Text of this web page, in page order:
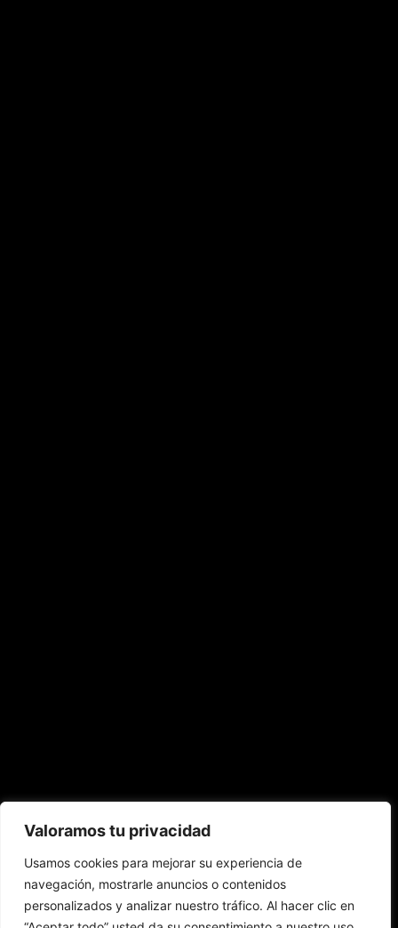
Valoramos tu privacidad
Usamos cookies para mejorar su experiencia de
navegación, mostrarle anuncios o contenidos
personalizados y analizar nuestro tráfico. Al hacer clic en
Representación estratégica de talentos
digitales: búsqueda de oportunidades,
gestión de campañas, asesoría de marca
personal y desarrollo profesional a
largo plazo.